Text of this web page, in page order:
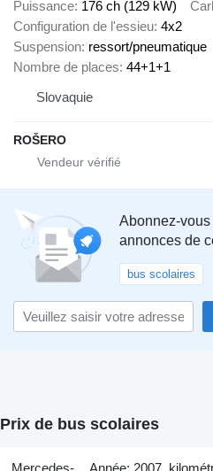
Puissance 176 ch (129 kW)
Configuration de l'essieu 4x2
Suspension ressort/pneumatique
Nombre de places 44+1+1
Slovaquie
ROŠERO
Abonnez-
annonces de
bus scolaires
Prix de bus scolaires
Mercedes- Année: 2007,